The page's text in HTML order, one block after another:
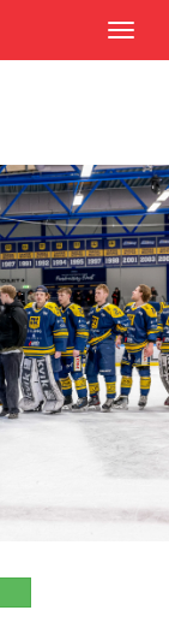
TOGGLE